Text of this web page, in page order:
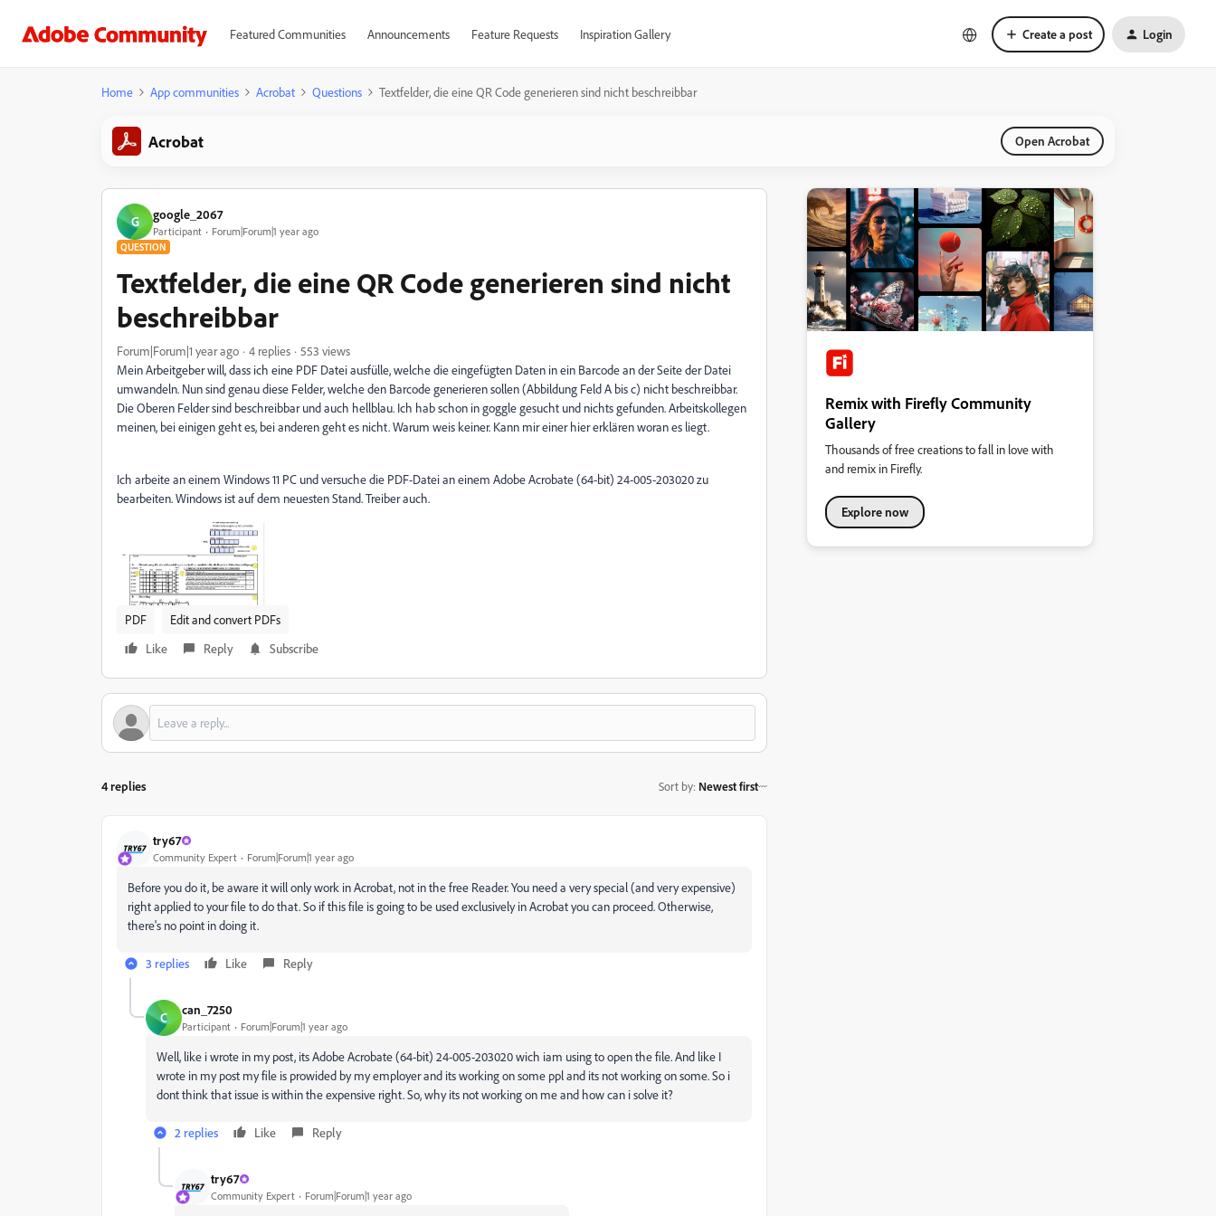
Featured Communities Announcements Feature Requests Inspiration Gallery Create a post Login
Home App communities Acrobat Questions Textfelder, die eine QR Code generieren sind nicht beschreibbar
Acrobat Open Acrobat
G google_2067
Participant Forum|Forum|1 year ago
QUESTION
Textfelder, die eine QR Code generieren sind nicht
beschreibbar
Forum|Forum|1 year ago 4 replies
553 views
Mein Arbeitgeber will, dass ich eine PDF Datei ausfülle, welche die eingefügten Daten in ein Barcode an der Seite der Datei
umwandeln. Nun sind genau diese Felder, welche den Barcode generieren sollen (Abbildung Feld A bis c) nicht beschreibbar.
Die Oberen Felder sind beschreibbar und auch hellblau. Ich hab schon in goggle gesucht und nichts gefunden. Arbeitskollegen
meinen, bei einigen geht es, bei anderen geht es nicht. Warum weis keiner. Kann mir einer hier erklären woran es liegt.
Ich arbeite an einem Windows 11 PC und versuche die PDF-Datei an einem Adobe Acrobate (64-bit) 24-005-203020 zu
bearbeiten. Windows ist auf dem neuesten Stand. Treiber auch.
PDF
Edit and convert PDFs
Like
Reply Subscribe
4 replies Sort by: Newest first
try67
Community Expert Forum|Forum|1 year ago
Before you do it, be aware it will only work in Acrobat, not in the free Reader. You need a very special (and very expensive)
right applied to your file to do that. So if this file is going to be used exclusively in Acrobat you can proceed. Otherwise,
there's no point in doing it.
3 replies Like Reply
C can_7250
Participant Forum|Forum|1 year ago
Well, like i wrote in my post, its Adobe Acrobate (64-bit) 24-005-203020 wich iam using to open the file. And like I
wrote in my post my file is prowided by my employer and its working on some ppl and its not working on some. So i
dont think that issue is within the expensive right. So, why its not working on me and how can i solve it?
2 replies Like Reply
try67
Community Expert Forum|Forum|1 year ago
Remix with Firefly Community
Gallery
Thousands of free creations to fall in love with
and remix in Firefly.
Explore now